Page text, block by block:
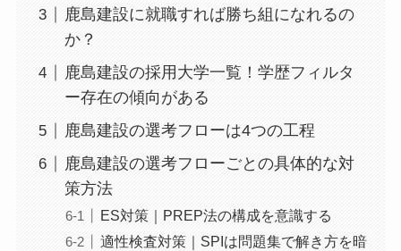
鹿島建設に就職すれば勝ち組になれるの
か？
鹿島建設の採用大学一覧！学歴フィルタ
ー存在の傾向がある
鹿島建設の選考フローは4つの工程
鹿島建設の選考フローごとの具体的な対
策方法
ES対策｜PREP法の構成を意識する
適性検査対策｜SPIは問題集で解き方を暗